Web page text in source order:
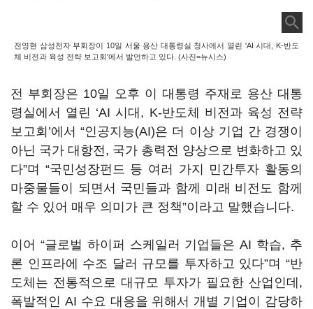
전영현 삼성전자 부회장이 10일 서울 용산 대통령실 청사에서 열린 'AI 시대, K-반도
체 비전과 육성 전략 보고회'에서 발언하고 있다. (사진=뉴시스)
전 부회장은 10일 오후 이 대통령 주재로 용산 대통
령실에서 열린 ‘AI 시대, K-반도체 비전과 육성 전략
보고회’에서 “인공지능(AI)은 더 이상 기업 간 경쟁이
아닌 국가 대항전, 국가 총력전 양상으로 변화하고 있
다”며 “국민성장펀드 등 여러 가지 민간투자 활동의
마중물들이 되면서 국민들과 함께 미래 비전도 함께
할 수 있어 매우 의미가 큰 정책”이라고 말했습니다.
이어 “글로벌 하이퍼 스케일러 기업들은 AI 학습, 추
론 인프라에 수조 달러 규모를 투자하고 있다”며 “반
도체는 전통적으로 대규모 투자가 필요한 산업인데,
폭발적인 AI 수요 대응을 위해서 개별 기업이 감당하